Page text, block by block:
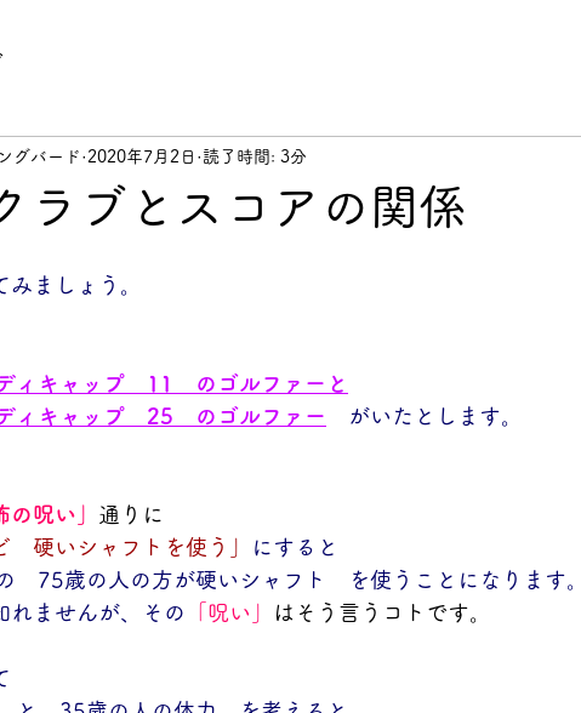
ラブとスコアの関係
グバード 2020年7月2日 読了時間: 3分
ましょう。
ィキャップ　11　のゴルファーと
ィキャップ　25　のゴルファー
がいたとします。
の呪い」 通りに
　硬いシャフトを使う」
にすると
　75歳の人の方が硬いシャフト　を使うことになります
れませんが、その
「呪い」 はそう言うコトです。